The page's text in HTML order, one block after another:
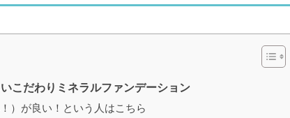
こだわりミネラルファンデーション
）が良い！という人はこちら